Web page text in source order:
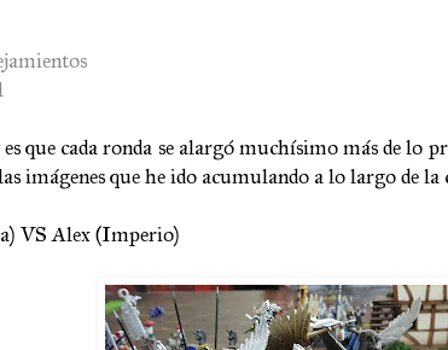
que cada ronda se alargó muchísimo más de lo
imágenes que he ido acumulando a lo largo de la
VS Alex (Imperio)